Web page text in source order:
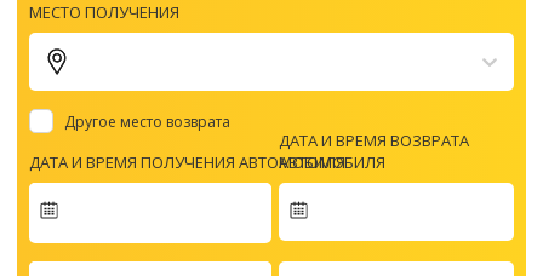
МЕСТО ПОЛУЧЕНИЯ
Другое место возврата
ДАТА И ВРЕМЯ ПОЛУЧЕНИЯ АВТОМОБИЛЯ
forward
ДАТА И ВРЕМЯ ВОЗВРАТА
АВТОМОБИЛЯ